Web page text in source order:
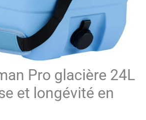
Pro glacière 24L
et longévité en